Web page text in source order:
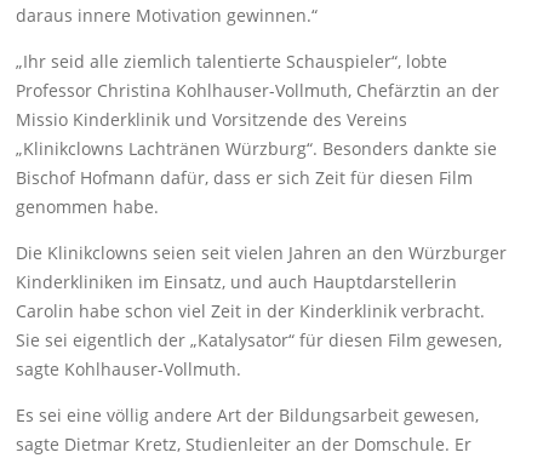
daraus innere Motivation gewinnen.“
„Ihr seid alle ziemlich talentierte Schauspieler“, lobte
Professor Christina Kohlhauser-Vollmuth, Chefärztin an der
Missio Kinderklinik und Vorsitzende des Vereins
„Klinikclowns Lachtränen Würzburg“. Besonders dankte sie
Bischof Hofmann dafür, dass er sich Zeit für diesen Film
genommen habe.
Die Klinikclowns seien seit vielen Jahren an den Würzburger
Kinderkliniken im Einsatz, und auch Hauptdarstellerin
Carolin habe schon viel Zeit in der Kinderklinik verbracht.
Sie sei eigentlich der „Katalysator“ für diesen Film gewesen,
sagte Kohlhauser-Vollmuth.
Es sei eine völlig andere Art der Bildungsarbeit gewesen,
sagte Dietmar Kretz, Studienleiter an der Domschule. Er